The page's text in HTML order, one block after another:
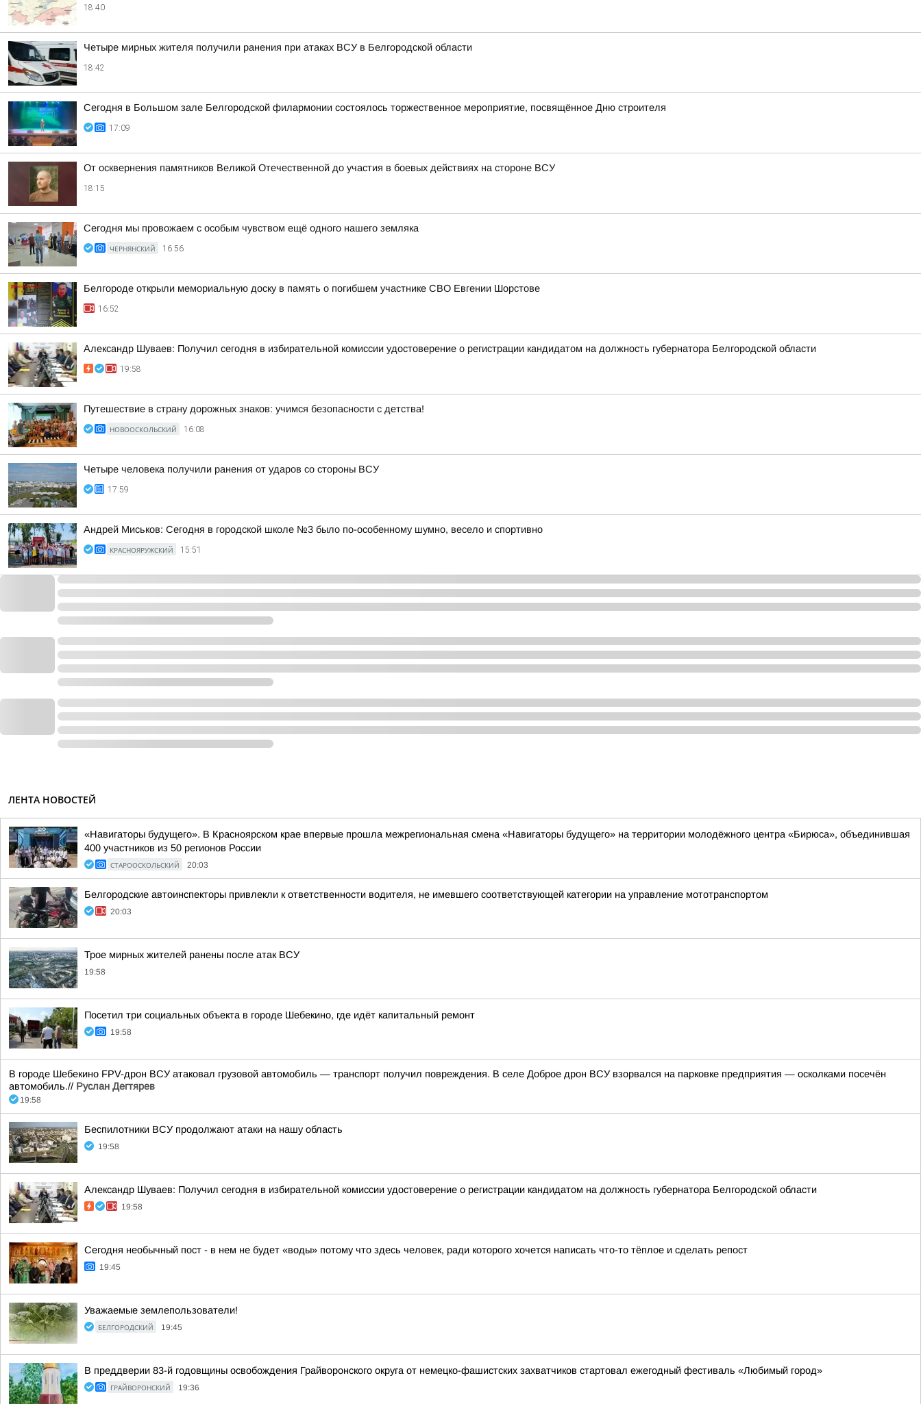
18:40
Четыре мирных жителя получили ранения при атаках ВСУ в Белгородской области
18:42
Сегодня в Большом зале Белгородской филармонии состоялось торжественное мероприятие, посвящённое Дню строителя
17:09
От осквернения памятников Великой Отечественной до участия в боевых действиях на стороне ВСУ
18:15
Сегодня мы провожаем с особым чувством ещё одного нашего земляка
ЧЕРНЯНСКИЙ 16:56
Белгороде открыли мемориальную доску в память о погибшем участнике СВО Евгении Шорстове
16:52
Александр Шуваев: Получил сегодня в избирательной комиссии удостоверение о регистрации кандидатом на должность губернатора Белгородской области
19:58
Путешествие в страну дорожных знаков: учимся безопасности с детства!
НОВООСКОЛЬСКИЙ 16:08
Четыре человека получили ранения от ударов со стороны ВСУ
17:59
Андрей Миськов: Сегодня в городской школе №3 было по-особенному шумно, весело и спортивно
КРАСНОЯРУЖСКИЙ 15:51
ЛЕНТА НОВОСТЕЙ
«Навигаторы будущего». В Красноярском крае впервые прошла межрегиональная смена «Навигаторы будущего» на территории молодёжного центра «Бирюса», объединившая
400 участников из 50 регионов России
СТАРООСКОЛЬСКИЙ 20:03
Белгородские автоинспекторы привлекли к ответственности водителя, не имевшего соответствующей категории на управление мототранспортом
20:03
Трое мирных жителей ранены после атак ВСУ
19:58
Посетил три социальных объекта в городе Шебекино, где идёт капитальный ремонт
19:58
В городе Шебекино FPV-дрон ВСУ атаковал грузовой автомобиль — транспорт получил повреждения. В селе Доброе дрон ВСУ взорвался на парковке предприятия — осколками посечён
автомобиль.// Руслан Дегтярев
19:58
Беспилотники ВСУ продолжают атаки на нашу область
19:58
Александр Шуваев: Получил сегодня в избирательной комиссии удостоверение о регистрации кандидатом на должность губернатора Белгородской области
19:58
Сегодня необычный пост - в нем не будет «воды» потому что здесь человек, ради которого хочется написать что-то тёплое и сделать репост
19:45
Уважаемые землепользователи!
БЕЛГОРОДСКИЙ 19:45
В преддверии 83-й годовщины освобождения Грайворонского округа от немецко-фашистских захватчиков стартовал ежегодный фестиваль «Любимый город»
ГРАЙВОРОНСКИЙ 19:36